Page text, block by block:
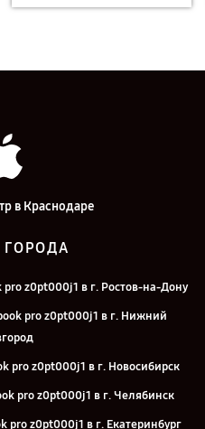
в Краснодаре
ГОРОДА
z0pt000j1 в г. Ростов-на-Дону
pro z0pt000j1 в г. Нижний
pro z0pt000j1 в г. Новосибирск
pro z0pt000j1 в г. Челябинск
pro z0pt000j1 в г. Екатеринбург